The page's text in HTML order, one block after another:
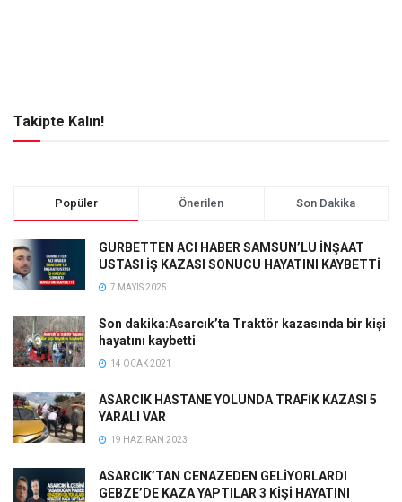
Takipte Kalın!
Popüler Önerilen Son Dakika
GURBETTEN ACI HABER SAMSUN’LU İNŞAAT
USTASI İŞ KAZASI SONUCU HAYATINI KAYBETTİ
7 MAYIS 2025
Son dakika:Asarcık’ta Traktör kazasında bir kişi
hayatını kaybetti
14 OCAK 2021
ASARCIK HASTANE YOLUNDA TRAFİK KAZASI 5
YARALI VAR
19 HAZIRAN 2023
ASARCIK’TAN CENAZEDEN GELİYORLARDI
GEBZE’DE KAZA YAPTILAR 3 KİŞİ HAYATINI